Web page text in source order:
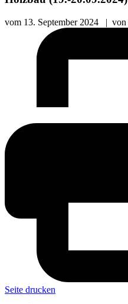
vom 13. September 2024 | von
Seite drucken